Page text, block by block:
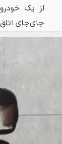
از یک
جای‌جای